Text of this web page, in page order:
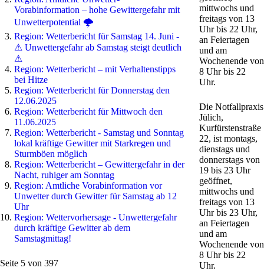
Vorabinformation – hohe Gewittergefahr mit
Unwetterpotential 🌩️
Region: Wetterbericht für Samstag 14. Juni -
⚠ Unwettergefahr ab Samstag steigt deutlich
⚠
Region: Wetterbericht – mit Verhaltenstipps
bei Hitze
Region: Wetterbericht für Donnerstag den
12.06.2025
Region: Wetterbericht für Mittwoch den
11.06.2025
Region: Wetterbericht - Samstag und Sonntag
lokal kräftige Gewitter mit Starkregen und
Sturmböen möglich
Region: Wetterbericht – Gewittergefahr in der
Nacht, ruhiger am Sonntag
Region: Amtliche Vorabinformation vor
Unwetter durch Gewitter für Samstag ab 12
Uhr
Region: Wettervorhersage - Unwettergefahr
durch kräftige Gewitter ab dem
Samstagmittag!
Seite 5 von 397
mittwochs und
freitags von 13
Uhr bis 22 Uhr,
an Feiertagen
und am
Wochenende von
8 Uhr bis 22
Uhr.
Die Notfallpraxis
Jülich,
Kurfürstenstraße
22, ist montags,
dienstags und
donnerstags von
19 bis 23 Uhr
geöffnet,
mittwochs und
freitags von 13
Uhr bis 23 Uhr,
an Feiertagen
und am
Wochenende von
8 Uhr bis 22
Uhr.